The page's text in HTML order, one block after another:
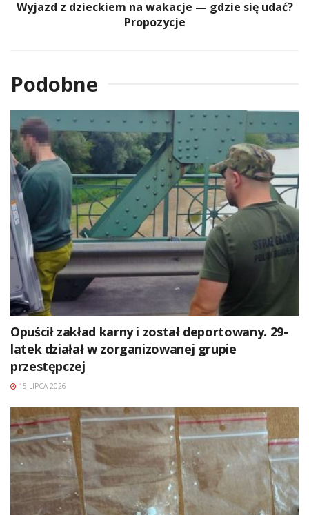
Wyjazd z dzieckiem na wakacje — gdzie się udać?
Propozycje
Podobne
Opuścił zakład karny i został deportowany. 29-
latek działał w zorganizowanej grupie
przestępczej
15 LIPCA 2026